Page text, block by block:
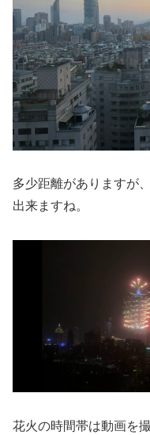
多少距離がありますが
出来ますね。
花火の時間帯は動画を